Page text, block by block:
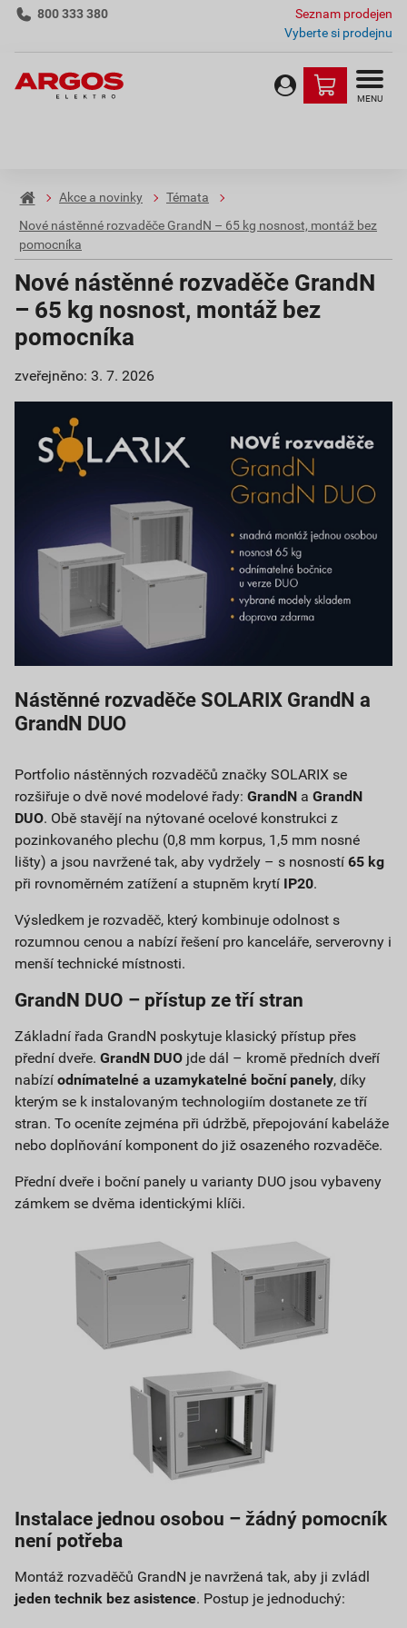
800 333 380
Seznam prodejen
Vyberte si prodejnu
MENU
Akce a novinky
Témata
Nové nástěnné rozvaděče GrandN – 65 kg nosnost, montáž bez
pomocníka
Nové nástěnné rozvaděče GrandN
– 65 kg nosnost, montáž bez
pomocníka
zveřejněno: 3. 7. 2026
Nástěnné rozvaděče SOLARIX GrandN a
GrandN DUO
Portfolio nástěnných rozvaděčů značky SOLARIX se
rozšiřuje o dvě nové modelové řady: GrandN a GrandN
DUO. Obě stavějí na nýtované ocelové konstrukci z
pozinkovaného plechu (0,8 mm korpus, 1,5 mm nosné
lišty) a jsou navržené tak, aby vydržely – s nosností 65 kg
při rovnoměrném zatížení a stupněm krytí IP20.
Výsledkem je rozvaděč, který kombinuje odolnost s
rozumnou cenou a nabízí řešení pro kanceláře, serverovny i
menší technické místnosti.
GrandN DUO – přístup ze tří stran
Základní řada GrandN poskytuje klasický přístup přes
přední dveře. GrandN DUO jde dál – kromě předních dveří
nabízí odnímatelné a uzamykatelné boční panely, díky
kterým se k instalovaným technologiím dostanete ze tří
stran. To oceníte zejména při údržbě, přepojování kabeláže
nebo doplňování komponent do již osazeného rozvaděče.
Přední dveře i boční panely u varianty DUO jsou vybaveny
zámkem se dvěma identickými klíči.
Instalace jednou osobou – žádný pomocník
není potřeba
Montáž rozvaděčů GrandN je navržená tak, aby ji zvládl
jeden technik bez asistence. Postup je jednoduchý: